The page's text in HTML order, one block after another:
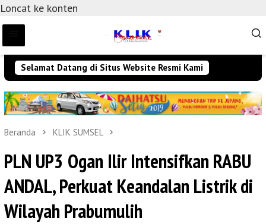
Loncat ke konten
Selamat Datang di Situs Website Resmi Kami
Beranda KLIK SUMSEL
PLN UP3 Ogan Ilir Intensifkan RABU
ANDAL, Perkuat Keandalan Listrik di
Wilayah Prabumulih